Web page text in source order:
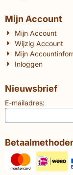
Mijn Account
Mijn Account
Wijzig Account
Mijn
Inloggen
Nieuwsbrief
E-mailadres: